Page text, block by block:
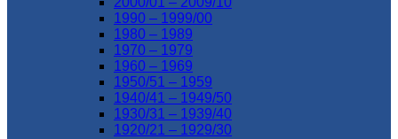
1990 – 1999/00
1980 – 1989
1970 – 1979
1960 – 1969
1950/51 – 1959
1940/41 – 1949/50
1930/31 – 1939/40
1920/21 – 1929/30